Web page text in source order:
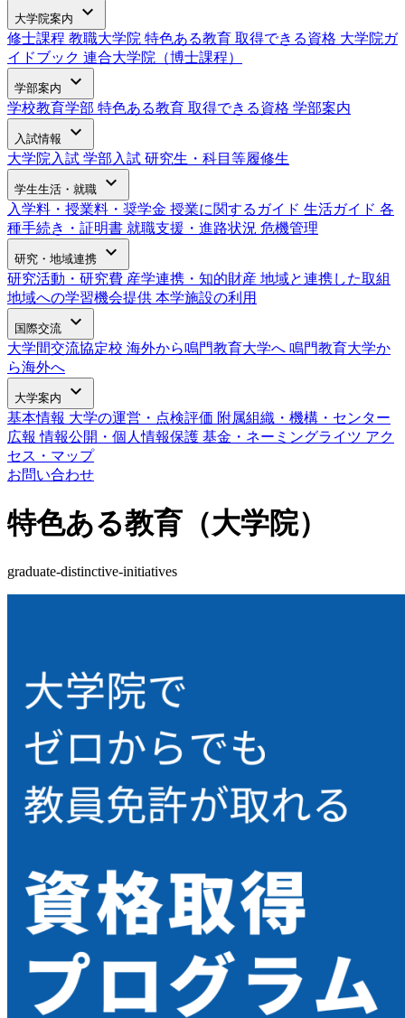
大学院案内 expand_more
修士課程 教職大学院 特色ある教育 取得できる資格 大学院ガ
イドブック 連合大学院（博士課程）
学部案内 expand_more
学校教育学部 特色ある教育 取得できる資格 学部案内
入試情報 expand_more
大学院入試 学部入試 研究生・科目等履修生
学生生活・就職 expand_more
入学料・授業料・奨学金 授業に関するガイド 生活ガイド 各
種手続き・証明書 就職支援・進路状況 危機管理
研究・地域連携 expand_more
研究活動・研究費 産学連携・知的財産 地域と連携した取組
地域への学習機会提供 本学施設の利用
国際交流 expand_more
大学間交流協定校 海外から鳴門教育大学へ 鳴門教育大学か
ら海外へ
大学案内 expand_more
基本情報 大学の運営・点検評価 附属組織・機構・センター
広報情報公開・個人情報保護 基金・ネーミングライツ アク
セス・マップ
お問い合わせ
特色ある教育（大学院）
graduate-distinctive-initiatives